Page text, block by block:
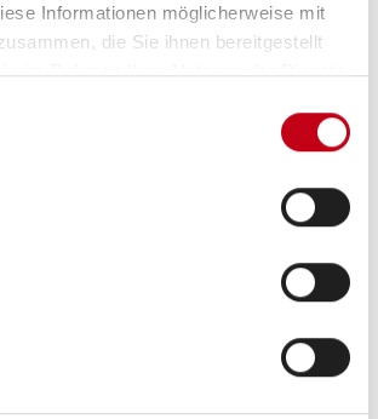
Informationen möglicherweise mit
die Sie ihnen bereitgestellt
im Rahmen Ihrer Nutzung der Dienste